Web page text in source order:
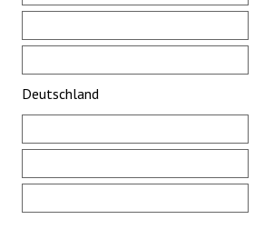
Deutschland